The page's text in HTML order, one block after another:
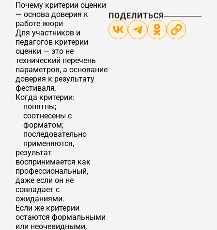
Почему критерии оценки
— основа доверия к
работе жюри
Для участников и
педагогов критерии
оценки — это не
технический перечень
параметров, а основание
доверия к результату
фестиваля.
Когда критерии:
понятны;
соотнесены с
форматом;
последовательно
применяются,
результат
воспринимается как
профессиональный,
даже если он не
совпадает с
ожиданиями.
Если же критерии
остаются формальными
или неочевидными,
ПОДЕЛИТЬСЯ